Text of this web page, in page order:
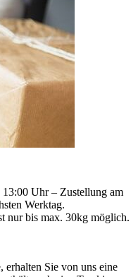
Uhr – Zustellung am
Werktag.
nur bis max. 30kg möglich.
erhalten Sie von uns eine